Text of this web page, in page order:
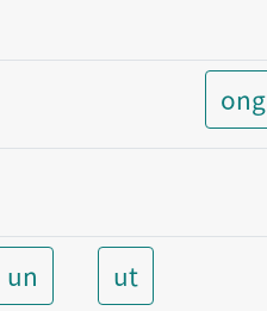
ong
un ut